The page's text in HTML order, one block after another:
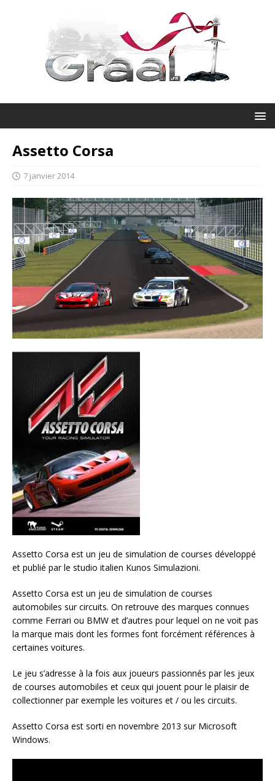
Assetto Corsa
7 janvier 2014
Assetto Corsa est un jeu de simulation de courses développé
et publié par le studio italien Kunos Simulazioni.
Assetto Corsa est un jeu de simulation de courses
automobiles sur circuits. On retrouve des marques connues
comme Ferrari ou BMW et d’autres pour lequel on ne voit pas
la marque mais dont les formes font forcément références à
certaines voitures.
Le jeu s’adresse à la fois aux joueurs passionnés par les jeux
de courses automobiles et ceux qui jouent pour le plaisir de
collectionner par exemple les voitures et / ou les circuits.
Assetto Corsa est sorti en novembre 2013 sur Microsoft
Windows.